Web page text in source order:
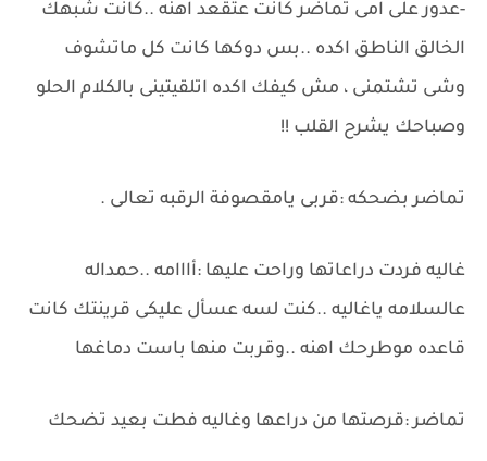
-عدور على امى تماضر كانت عتقعد اهنه ..كانت شبهك
الخالق الناطق اكده ..بس دوكها كانت كل ماتشوف
وشى تشتمنى ، مش كيفك اكده اتلقيتينى بالكلام الحلو
وصباحك يشرح القلب !!
تماضر بضحكه :قربى يامقصوفة الرقبه تعالى .
غاليه فردت دراعاتها وراحت عليها :أااامه ..حمداله
عالسلامه ياغاليه ..كنت لسه عسأل عليكى قرينتك كانت
قاعده موطرحك اهنه ..وقربت منها باست دماغها
تماضر :قرصتها من دراعها وغاليه فطت بعيد تضحك